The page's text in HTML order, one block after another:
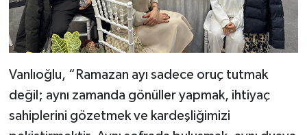
Vanlıoğlu, “Ramazan ayı sadece oruç tutmak
değil; aynı zamanda gönüller yapmak, ihtiyaç
sahiplerini gözetmek ve kardeşliğimizi